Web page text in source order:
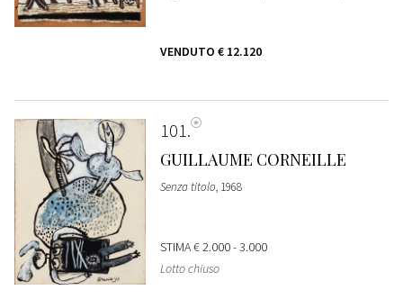
VENDUTO € 12.120
101
GUILLAUME CORNEILLE
Senza titolo, 1968
STIMA€ 2.000 - 3.000
Lotto chiuso